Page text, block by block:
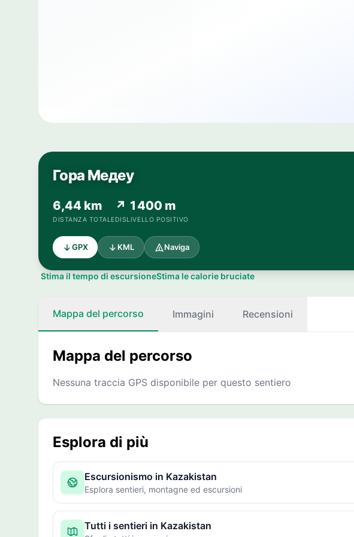
Гора Медеу
6,44 km
DISTANZA TOTALE
↗ 1400 m
DISLIVELLO POSITIVO
GPX KML Naviga
Stima il tempo di escursioneStima le calorie bruciate
Mappa del percorso Immagini Recensioni
Mappa del percorso
Nessuna traccia GPS disponibile per questo sentiero
Esplora di più
Escursionismo in Kazakistan
Esplora sentieri, montagne ed escursioni
Tutti i sentieri in Kazakistan